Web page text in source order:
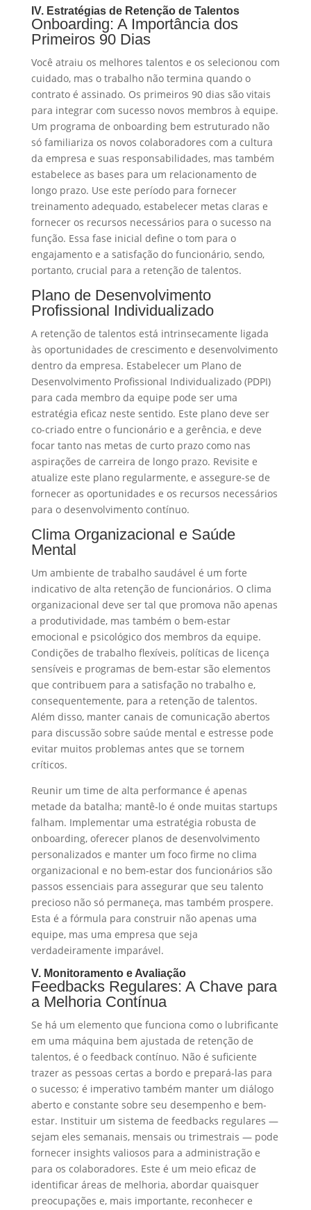
IV. Estratégias de Retenção de Talentos
Onboarding: A Importância dos
Primeiros 90 Dias
Você atraiu os melhores talentos e os selecionou com
cuidado, mas o trabalho não termina quando o
contrato é assinado. Os primeiros 90 dias são vitais
para integrar com sucesso novos membros à equipe.
Um programa de onboarding bem estruturado não
só familiariza os novos colaboradores com a cultura
da empresa e suas responsabilidades, mas também
estabelece as bases para um relacionamento de
longo prazo. Use este período para fornecer
treinamento adequado, estabelecer metas claras e
fornecer os recursos necessários para o sucesso na
função. Essa fase inicial define o tom para o
engajamento e a satisfação do funcionário, sendo,
portanto, crucial para a retenção de talentos.
Plano de Desenvolvimento
Profissional Individualizado
A retenção de talentos está intrinsecamente ligada
às oportunidades de crescimento e desenvolvimento
dentro da empresa. Estabelecer um Plano de
Desenvolvimento Profissional Individualizado (PDPI)
para cada membro da equipe pode ser uma
estratégia eficaz neste sentido. Este plano deve ser
co-criado entre o funcionário e a gerência, e deve
focar tanto nas metas de curto prazo como nas
aspirações de carreira de longo prazo. Revisite e
atualize este plano regularmente, e assegure-se de
fornecer as oportunidades e os recursos necessários
para o desenvolvimento contínuo.
Clima Organizacional e Saúde
Mental
Um ambiente de trabalho saudável é um forte
indicativo de alta retenção de funcionários. O clima
organizacional deve ser tal que promova não apenas
a produtividade, mas também o bem-estar
emocional e psicológico dos membros da equipe.
Condições de trabalho flexíveis, políticas de licença
sensíveis e programas de bem-estar são elementos
que contribuem para a satisfação no trabalho e,
consequentemente, para a retenção de talentos.
Além disso, manter canais de comunicação abertos
para discussão sobre saúde mental e estresse pode
evitar muitos problemas antes que se tornem
críticos.
Reunir um time de alta performance é apenas
metade da batalha; mantê-lo é onde muitas startups
falham. Implementar uma estratégia robusta de
onboarding, oferecer planos de desenvolvimento
personalizados e manter um foco firme no clima
organizacional e no bem-estar dos funcionários são
passos essenciais para assegurar que seu talento
precioso não só permaneça, mas também prospere.
Esta é a fórmula para construir não apenas uma
equipe, mas uma empresa que seja
verdadeiramente imparável.
V. Monitoramento e Avaliação
Feedbacks Regulares: A Chave para
a Melhoria Contínua
Se há um elemento que funciona como o lubrificante
em uma máquina bem ajustada de retenção de
talentos, é o feedback contínuo. Não é suficiente
trazer as pessoas certas a bordo e prepará-las para
o sucesso; é imperativo também manter um diálogo
aberto e constante sobre seu desempenho e bem-
estar. Instituir um sistema de feedbacks regulares —
sejam eles semanais, mensais ou trimestrais — pode
fornecer insights valiosos para a administração e
para os colaboradores. Este é um meio eficaz de
identificar áreas de melhoria, abordar quaisquer
preocupações e, mais importante, reconhecer e